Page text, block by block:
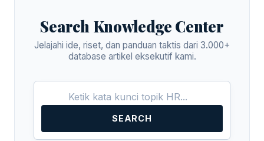
Search Knowledge Center
Jelajahi ide, riset, dan panduan taktis dari 3.000+
database artikel eksekutif kami.
SEARCH